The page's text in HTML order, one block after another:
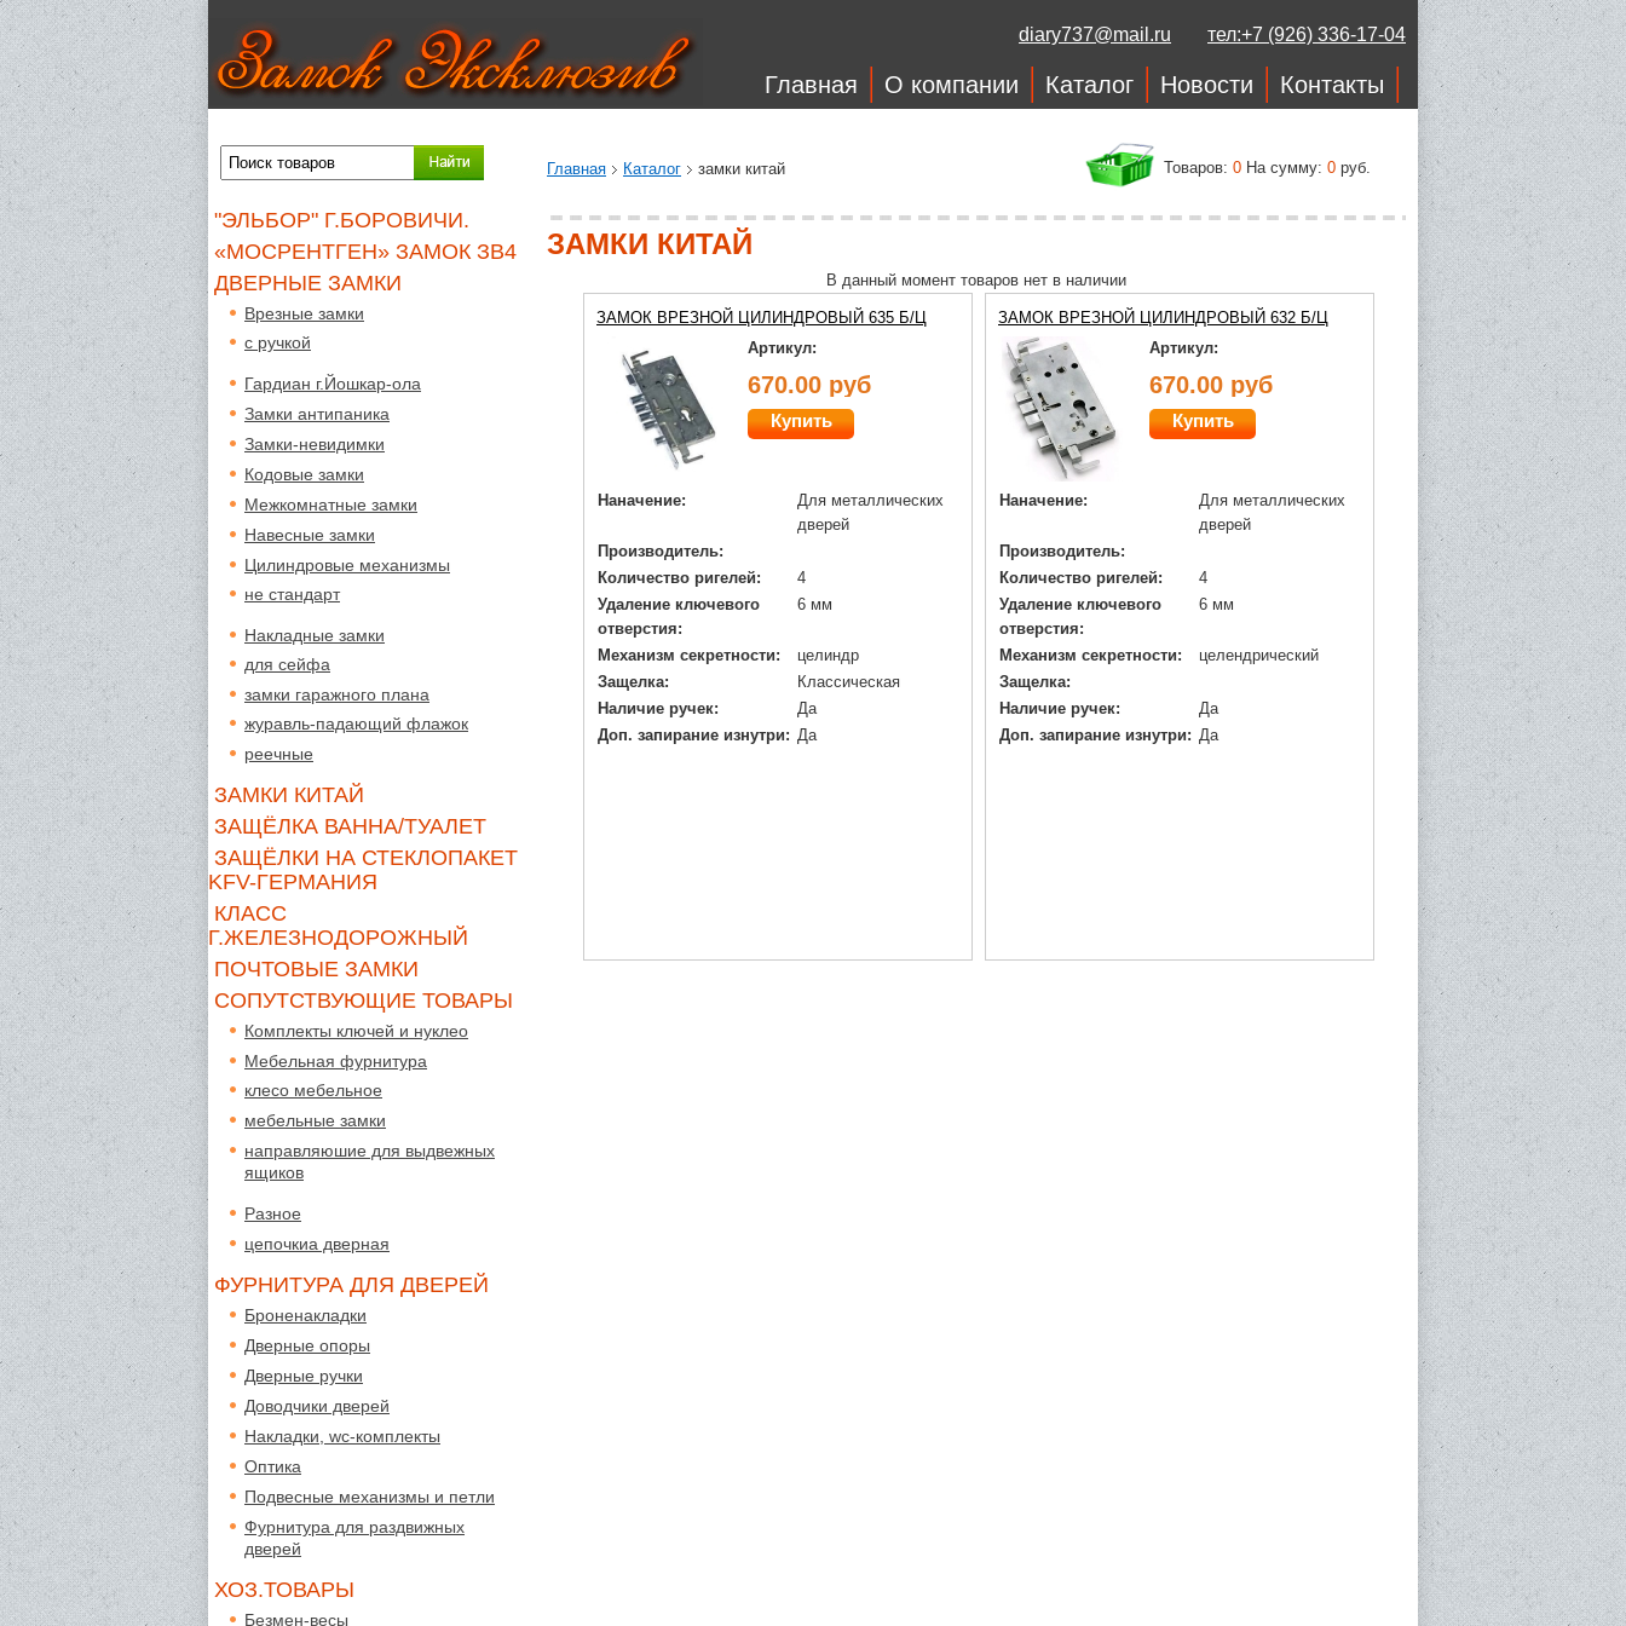
diary737@mail.ru тел:+7 (926) 336-17-04
Главная О компании Каталог Новости Контакты
Главная Каталог замки китай Товаров: 0 На сумму: 0 руб.
"ЭЛЬБОР" Г.БОРОВИЧИ.
«МОСРЕНТГЕН» ЗАМОК ЗВ4
ДВЕРНЫЕ ЗАМКИ
Врезные замки
с ручкой
Гардиан г.Йошкар-ола
Замки антипаника
Замки-невидимки
Кодовые замки
Межкомнатные замки
Навесные замки
Цилиндровые механизмы
не стандарт
Накладные замки
для сейфа
замки гаражного плана
журавль-падающий флажок
реечные
ЗАМКИ КИТАЙ
ЗАЩЁЛКА ВАННА/ТУАЛЕТ
ЗАЩЁЛКИ НА СТЕКЛОПАКЕТ
KFV-ГЕРМАНИЯ
КЛАСС
Г.ЖЕЛЕЗНОДОРОЖНЫЙ
ПОЧТОВЫЕ ЗАМКИ
СОПУТСТВУЮЩИЕ ТОВАРЫ
Комплекты ключей и нуклео
Мебельная фурнитура
клесо мебельное
мебельные замки
направляюшие для выдвежных
ящиков
Разное
цепочкиа дверная
ФУРНИТУРА ДЛЯ ДВЕРЕЙ
Броненакладки
Дверные опоры
Дверные ручки
Доводчики дверей
Накладки, wc-комплекты
Оптика
Подвесные механизмы и петли
Фурнитура для раздвижных
дверей
ХОЗ.ТОВАРЫ
Безмен-весы
ЗАМКИ КИТАЙ
В данный момент товаров нет в наличии
ЗАМОК ВРЕЗНОЙ ЦИЛИНДРОВЫЙ 635 Б/Ц
Артикул:
670.00 руб
Купить
Наначение:
Для металлических
дверей
Производитель:
Количество ригелей:
4
Удаление ключевого
отверстия:
6 мм
Механизм секретности:
целиндр
Защелка:
Классическая
Наличие ручек:
Да
Доп. запирание изнутри: Да
ЗАМОК ВРЕЗНОЙ ЦИЛИНДРОВЫЙ 632 Б/Ц
Артикул:
670.00 руб
Купить
Наначение:
Для металлических
дверей
Производитель:
Количество ригелей:
4
Удаление ключевого
отверстия:
6 мм
Механизм секретности:
целендрический
Защелка:
Наличие ручек:
Да
Доп. запирание изнутри: Да